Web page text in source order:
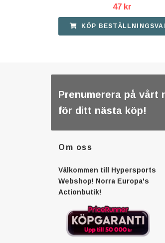
47 kr
KÖP
Prenumerera på vårt
för ditt nästa köp!
Om oss
Välkommen till Hypersports
Webshop! Norra Europa's
Actionbutik!